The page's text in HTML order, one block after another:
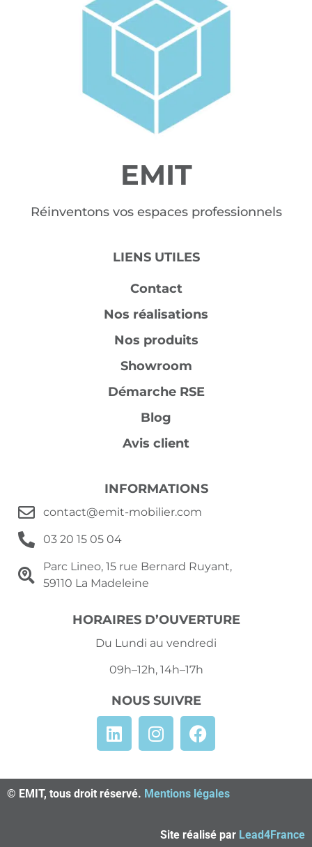
EMIT
Réinventons vos espaces professionnels
LIENS UTILES
Contact
Nos réalisations
Nos produits
Showroom
Démarche RSE
Blog
Avis client
INFORMATIONS
contact@emit-mobilier.com
03 20 15 05 04
Parc Lineo, 15 rue Bernard Ruyant,
59110 La Madeleine
HORAIRES D’OUVERTURE
Du Lundi au vendredi
09h–12h, 14h–17h
NOUS SUIVRE
© EMIT, tous droit réservé. Mentions légales
Site réalisé par Lead4France